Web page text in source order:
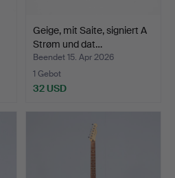
Geige, mit Saite, signiert A
Strøm und dat…
Beendet 15. Apr 2026
1 Gebot
32 USD